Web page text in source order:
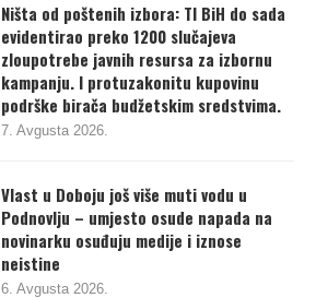
Ništa od poštenih izbora: TI BiH do sada
evidentirao preko 1200 slučajeva
zloupotrebe javnih resursa za izbornu
kampanju. I protuzakonitu kupovinu
podrške birača budžetskim sredstvima.
7. Avgusta 2026.
Vlast u Doboju još više muti vodu u
Podnovlju – umjesto osude napada na
novinarku osuđuju medije i iznose
neistine
6. Avgusta 2026.